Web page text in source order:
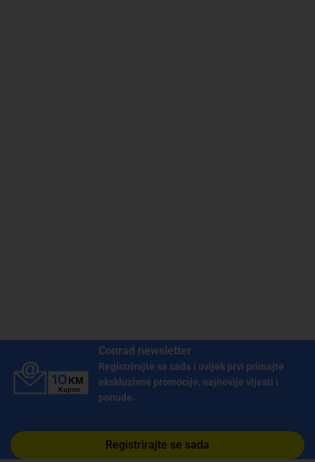
Conrad newsletter
Registrirajte se sada i uvijek prvi primajte
ekskluzivne promocije, najnovije vijesti i
ponude.
Registrirajte se sada